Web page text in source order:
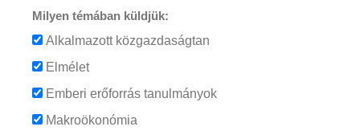
Milyen témában küldjük:
Alkalmazott közgazdaságtan
Elmélet
Emberi erőforrás tanulmányok
Makroökonómia